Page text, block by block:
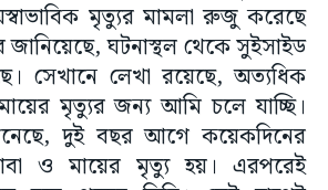
মৃত্যুর মামলা রুজু করেছে
ঘটনাস্থল থেকে সুইসাইড
সেখানে লেখা রয়েছে, অত্যধিক
মৃত্যুর জন্য আমি চলে যাচ্ছি।
দুই বছর আগে কয়েকদিনের
ও মায়ের মৃত্যু হয়। এরপরেই